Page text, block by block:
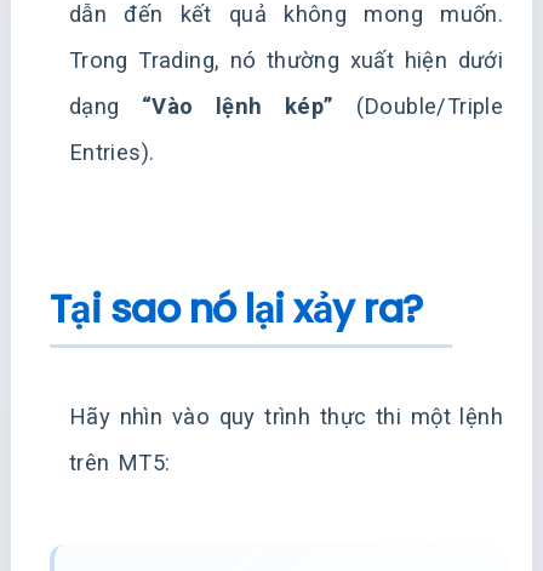
dẫn đến kết quả không mong muốn.
Trong Trading, nó thường xuất hiện dưới
dạng “Vào lệnh kép” (Double/Triple
Entries).
Tại sao nó lại xảy ra?
Hãy nhìn vào quy trình thực thi một lệnh
trên MT5: